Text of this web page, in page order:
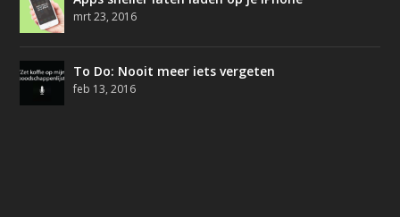
mrt 23, 2016
To Do: Nooit meer iets vergeten
feb 13, 2016